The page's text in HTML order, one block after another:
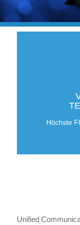
Höchste
Unified